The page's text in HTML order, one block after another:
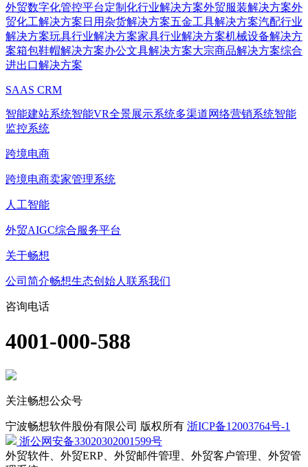
外贸数字化管控平台定制化行业解决方案外贸服装解决方案外
贸化工解决方案 日用杂货解决方案五金工具解决方案汽配行业
解决方案玩具行业解决方案家具行业解决方案机械设备解决方
案箱包鞋帽解决方案办公文具解决方案大宗商品解决方案综合
进出口解决方案
SAAS CRM
智能建站系统智能VR全景展示系统多渠道网络营销系统智能
监控系统
跨境电商
跨境电商卖家管理系统
人工智能
外贸AIGC综合服务平台
关于畅想
公司简介畅想生态创始人 联系我们
咨询电话
4001-000-588
关注畅想公众号
宁波畅想软件股份有限公司 版权所有 浙ICP备12003764号-1
浙公网安备33020302001599号
外贸软件、外贸ERP、外贸邮件管理、外贸客户管理、外贸管